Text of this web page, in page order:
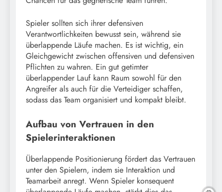
Spieler sollten sich ihrer defensiven
Verantwortlichkeiten bewusst sein, während sie
überlappende Läufe machen. Es ist wichtig, ein
Gleichgewicht zwischen offensiven und defensiven
Pflichten zu wahren. Ein gut getimter
überlappender Lauf kann Raum sowohl für den
Angreifer als auch für die Verteidiger schaffen,
sodass das Team organisiert und kompakt bleibt.
Aufbau von Vertrauen in den
Spielerinteraktionen
Überlappende Positionierung fördert das Vertrauen
unter den Spielern, indem sie Interaktion und
Teamarbeit anregt. Wenn Spieler konsequent